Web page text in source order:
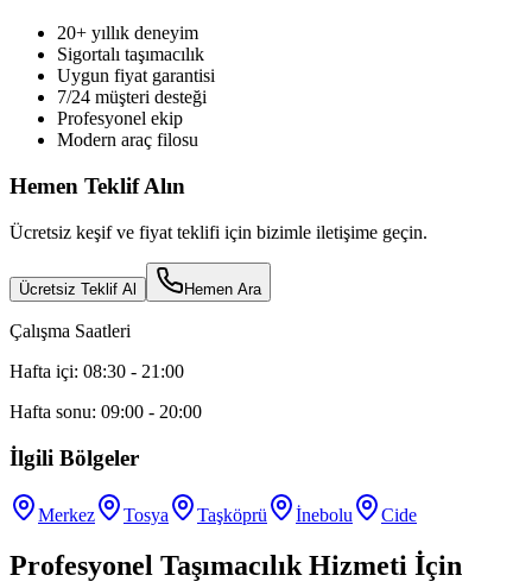
20+ yıllık deneyim
Sigortalı taşımacılık
Uygun fiyat garantisi
7/24 müşteri desteği
Profesyonel ekip
Modern araç filosu
Hemen Teklif Alın
Ücretsiz keşif ve fiyat teklifi için bizimle iletişime geçin.
Ücretsiz Teklif Al Hemen Ara
Çalışma Saatleri
Hafta içi: 08:30 - 21:00
Hafta sonu: 09:00 - 20:00
İlgili Bölgeler
Merkez Tosya Taşköprü İnebolu Cide
Profesyonel Taşımacılık Hizmeti İçin